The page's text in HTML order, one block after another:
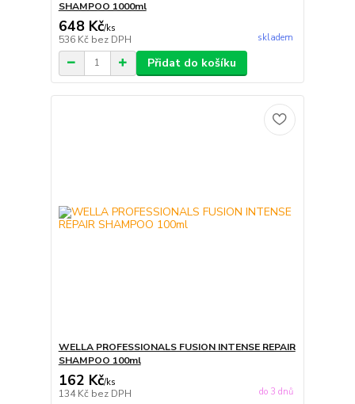
SHAMPOO 1000ml
648 Kč/ks
536 Kč bez DPH skladem
Přidat do košíku
WELLA PROFESSIONALS FUSION INTENSE REPAIR
SHAMPOO 100ml
162 Kč/ks
134 Kč bez DPH do 3 dnů